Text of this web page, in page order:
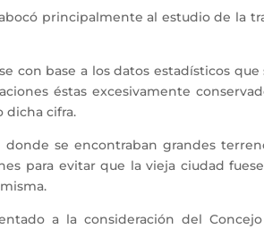
principalmente al estudio de la
con base a los datos estadísticos
éstas excesivamente
dicha cifra.
se encontraban grandes
para evitar que la vieja ciudad
a la consideración del Concejo